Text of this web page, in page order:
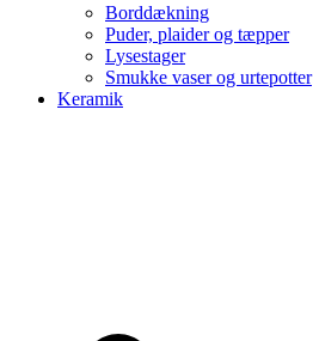
Borddækning
Puder, plaider og tæpper
Lysestager
Smukke vaser og urtepotter
Keramik